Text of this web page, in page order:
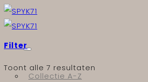
Skip
to
content
Collectie A-Z
Filter
Toont alle 7 resultaten